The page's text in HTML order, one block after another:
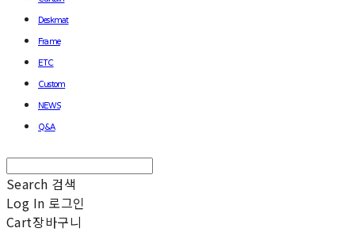
Deskmat
Frame
ETC
Custom
NEWS
Q&A
Search 검색
Log In 로그인
Cart장바구니